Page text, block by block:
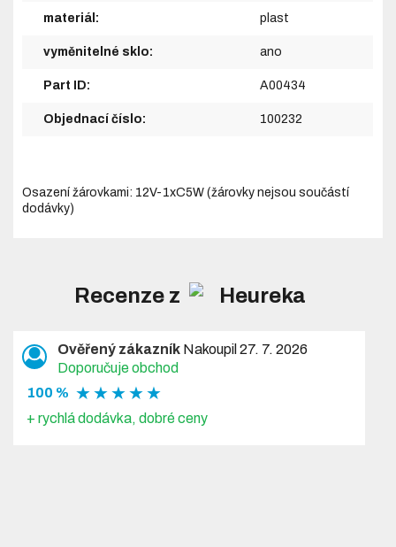
materiál: plast
vyměnitelné sklo: ano
Part ID: A00434
Objednací číslo: 100232
Osazení žárovkami: 12V-1xC5W (žárovky nejsou součástí
dodávky)
Recenze z
Ověřený zákazník Nakoupil 27. 7. 2026
Doporučuje obchod
100 % ★ ★ ★ ★ ★
+ rychlá dodávka, dobré ceny